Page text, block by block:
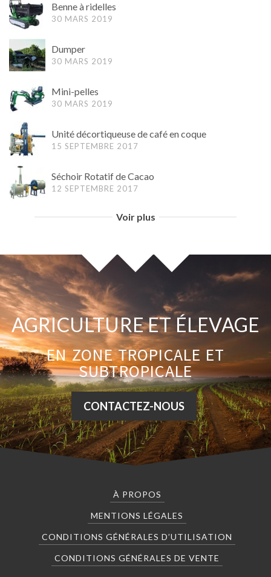
Benne à ridelles
30 MARS 2019
Dumper
30 MARS 2019
Mini-pelles
30 MARS 2019
Unité décortiqueuse de café en coque
15 SEPTEMBRE 2017
Séchoir Rotatif de Cacao
12 SEPTEMBRE 2017
Voir plus
AGRICULTURE ET ÉLEVAGE
EN ZONE TROPICALE ET
SUBTROPICALE
CONTACTEZ-NOUS
À PROPOS
MENTIONS LÉGALES
CONDITIONS GÉNÉRALES D’UTILISATION
CONDITIONS GÉNÉRALES DE VENTE